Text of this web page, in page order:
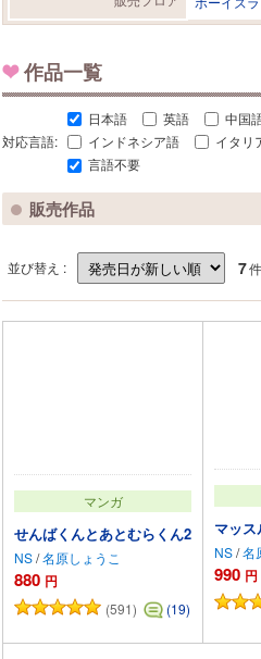
作品一覧
対応言語:
日本語 英語
中国
インドネシア語
イタリ
言語不要
販売作品
並び替え : 7
マンガ
せんばくんとあとむらくん2
NS/名原しょうこ
880 円
(591) (19)
カートに追加
マッ
NS/名
990 円